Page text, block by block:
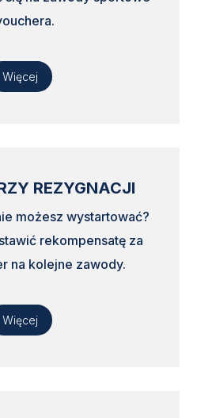
Więcej
REZYGNACJI
możesz wystartować?
rekompensatę za
na kolejne zawody.
Więcej